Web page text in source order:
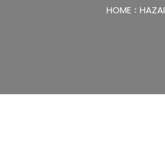
HOME HAZAI